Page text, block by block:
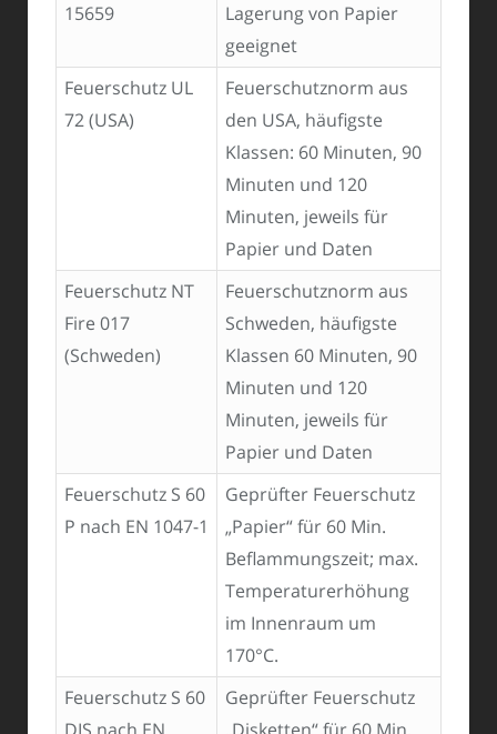
15659
Lagerung von Papier
geeignet
Feuerschutz UL
72 (USA)
Feuerschutznorm aus
den USA, häufigste
Klassen: 60 Minuten, 90
Minuten und 120
Minuten, jeweils für
Papier und Daten
Feuerschutz NT
Fire 017
(Schweden)
Feuerschutznorm aus
Schweden, häufigste
Klassen 60 Minuten, 90
Minuten und 120
Minuten, jeweils für
Papier und Daten
Feuerschutz S 60
P nach EN 1047-1
Geprüfter Feuerschutz
„Papier“ für 60 Min.
Beflammungszeit; max.
Temperaturerhöhung
im Innenraum um
170°C.
Feuerschutz S 60
Geprüfter Feuerschutz